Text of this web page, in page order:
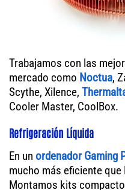
Trabajamos con las
mercado como Noctua,
Scythe, Xilence,
Cooler Master, CoolBox.
Refrigeración Líquida
En un ordenador Gaming
mucho más eficiente
Montamos kits